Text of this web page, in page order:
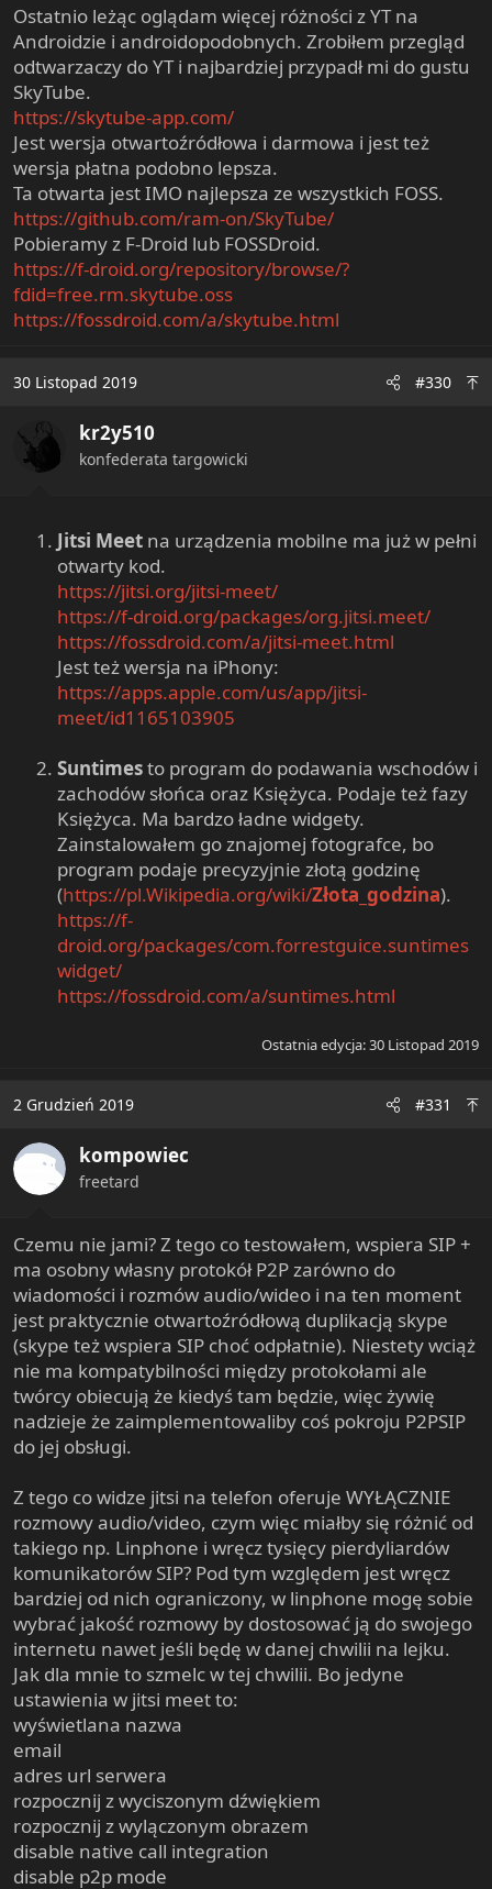
Ostatnio leżąc oglądam więcej różności z YT na
Androidzie i androidopodobnych. Zrobiłem przegląd
odtwarzaczy do YT i najbardziej przypadł mi do gustu
SkyTube.
https://skytube-app.com/
Jest wersja otwartoźródłowa i darmowa i jest też
wersja płatna podobno lepsza.
Ta otwarta jest IMO najlepsza ze wszystkich FOSS.
https://github.com/ram-on/SkyTube/
Pobieramy z F-Droid lub FOSSDroid.
https://f-droid.org/repository/browse/?
fdid=free.rm.skytube.oss
https://fossdroid.com/a/skytube.html
30 Listopad 2019 #330
kr2y510
konfederata targowicki
Jitsi Meet na urządzenia mobilne ma już w pełni
otwarty kod.
https://jitsi.org/jitsi-meet/
https://f-droid.org/packages/org.jitsi.meet/
https://fossdroid.com/a/jitsi-meet.html
Jest też wersja na iPhony:
https://apps.apple.com/us/app/jitsi-
meet/id1165103905
Suntimesto program do podawania wschodów i
zachodów słońca oraz Księżyca. Podaje też fazy
Księżyca. Ma bardzo ładne widgety.
Zainstalowałem go znajomej fotografce, bo
program podaje precyzyjnie złotą godzinę
(https://pl.Wikipedia.org/wiki/Złota_godzina).
https://f-
droid.org/packages/com.forrestguice.suntimes
widget/
https://fossdroid.com/a/suntimes.html
Ostatnia edycja:30 Listopad 2019
2 Grudzień 2019 #331
kompowiec
freetard
Czemu nie jami? Z tego co testowałem, wspiera SIP +
ma osobny własny protokół P2P zarówno do
wiadomości i rozmów audio/wideo i na ten moment
jest praktycznie otwartoźródłową duplikacją skype
(skype też wspiera SIP choć odpłatnie). Niestety wciąż
nie ma kompatybilności między protokołami ale
twórcy obiecują że kiedyś tam będzie, więc żywię
nadzieje że zaimplementowaliby coś pokroju P2PSIP
do jej obsługi.
Z tego co widze jitsi na telefon oferuje WYŁĄCZNIE
rozmowy audio/video, czym więc miałby się różnić od
takiego np. Linphone i wręcz tysięcy pierdyliardów
komunikatorów SIP? Pod tym względem jest wręcz
bardziej od nich ograniczony, w linphone mogę sobie
wybrać jakość rozmowy by dostosować ją do swojego
internetu nawet jeśli będę w danej chwilii na lejku.
Jak dla mnie to szmelc w tej chwilii. Bo jedyne
ustawienia w jitsi meet to:
wyświetlana nazwa
email
adres url serwera
rozpocznij z wyciszonym dźwiękiem
rozpocznij z wylączonym obrazem
disable native call integration
disable p2p mode